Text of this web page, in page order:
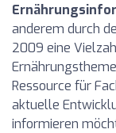
anderem durch
2009 eine
Ressource für
aktuelle
informieren